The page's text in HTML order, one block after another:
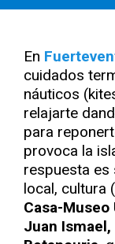
En
cuidados
náuticos
relajarte
para
provoca la
respuesta es
local, cultura
Casa-Museo
Juan Ismael,